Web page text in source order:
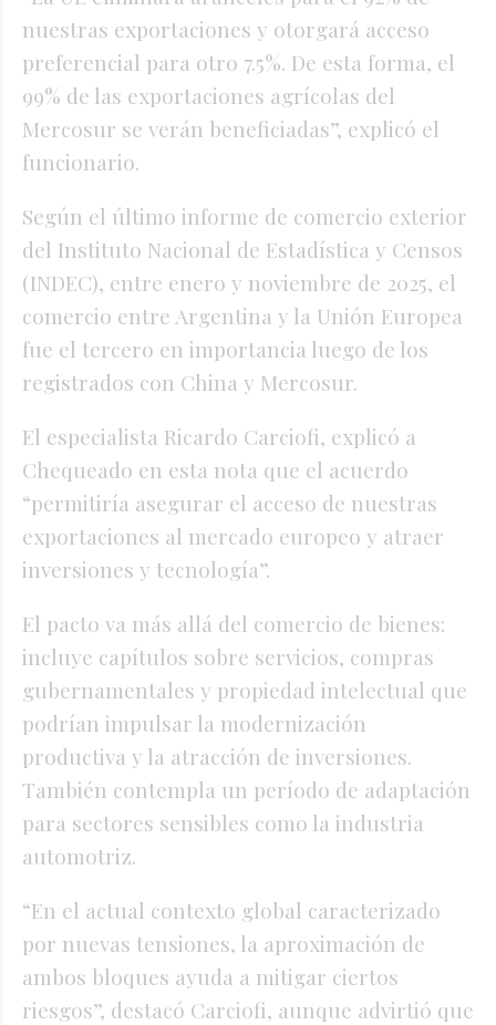
nuestras exportaciones y otorgará acceso
preferencial para otro 7.5%. De esta forma, el
99% de las exportaciones agrícolas del
Mercosur se verán beneficiadas”, explicó el
funcionario.
Según el último informe de comercio exterior
del Instituto Nacional de Estadística y Censos
(INDEC), entre enero y noviembre de 2025, el
comercio entre Argentina y la Unión Europea
fue el tercero en importancia luego de los
registrados con China y Mercosur.
El especialista Ricardo Carciofi, explicó a
Chequeado en esta nota que el acuerdo
“permitiría asegurar el acceso de nuestras
exportaciones al mercado europeo y atraer
inversiones y tecnología”.
El pacto va más allá del comercio de bienes:
incluye capítulos sobre servicios, compras
gubernamentales y propiedad intelectual que
podrían impulsar la modernización
productiva y la atracción de inversiones.
También contempla un período de adaptación
para sectores sensibles como la industria
automotriz.
“En el actual contexto global caracterizado
por nuevas tensiones, la aproximación de
ambos bloques ayuda a mitigar ciertos
riesgos”, destacó Carciofi, aunque advirtió que